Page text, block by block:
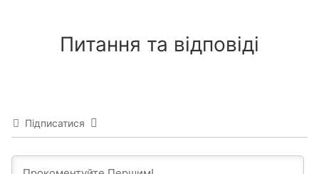
Питання та відповіді
Підписатися